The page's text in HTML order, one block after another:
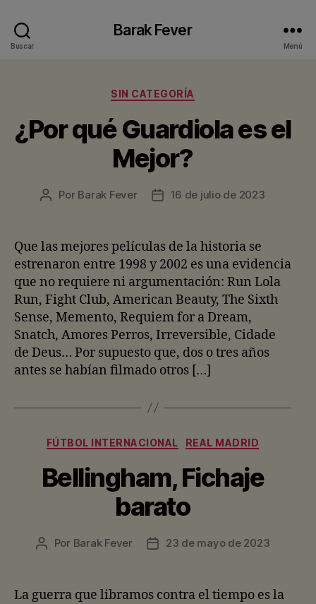
Buscar
Barak Fever
Menú
Categorías
SIN CATEGORÍA
¿Por qué Guardiola es el
Mejor?
Autor
entrada
Por Barak Fever
Fecha
entrada
16 de julio de 2023
Que las mejores películas de la historia se
estrenaron entre 1998 y 2002 es una evidencia
que no requiere ni argumentación: Run Lola
Run, Fight Club, American Beauty, The Sixth
Sense, Memento, Requiem for a Dream,
Snatch, Amores Perros, Irreversible, Cidade
de Deus… Por supuesto que, dos o tres años
antes se habían filmado otros […]
Categorías
FÚTBOL INTERNACIONAL REAL MADRID
Bellingham, Fichaje
barato
Autor
entrada
Por Barak Fever
Fecha
entrada
23 de mayo de 2023
La guerra que libramos contra el tiempo es la